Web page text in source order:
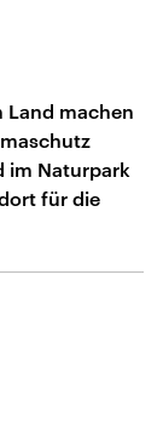
Land machen
im Naturpark
für die